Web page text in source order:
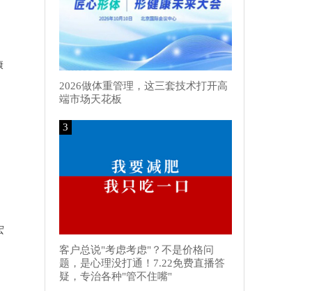
2026做体重管理，这三套技术打开高
端市场天花板
3
客户总说"考虑考虑"？不是价格问
题，是心理没打通！7.22免费直播答
疑，专治各种"管不住嘴"